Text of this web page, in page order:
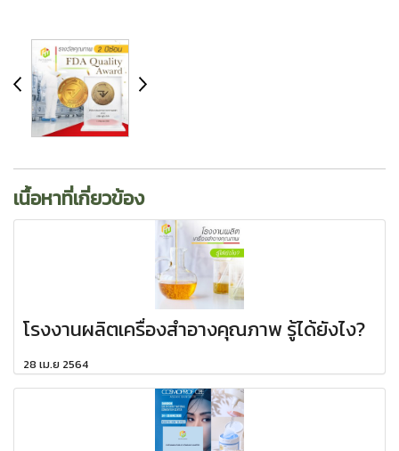
เนื้อหาที่เกี่ยวข้อง
โรงงานผลิตเครื่องสำอางคุณภาพ รู้ได้ยังไง?
28 เม.ย 2564